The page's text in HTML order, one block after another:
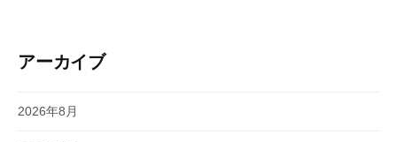
アーカイブ
2026年8月